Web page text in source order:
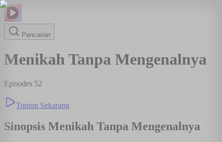
Pencarian
Menikah Tanpa Mengenalnya
Episodes 52
Tonton Sekarang
Sinopsis Menikah Tanpa Mengenalnya